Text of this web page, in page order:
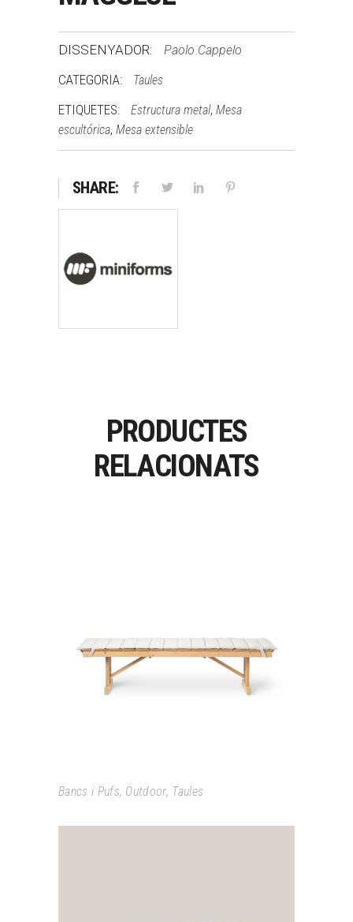
DISSENYADOR: Paolo Cappelo
CATEGORIA: Taules
ETIQUETES: Estructura metal, Mesa
escultórica, Mesa extensible
SHARE:
PRODUCTES
RELACIONATS
BM1771 – BM1871
Bancs i Pufs, Outdoor, Taules